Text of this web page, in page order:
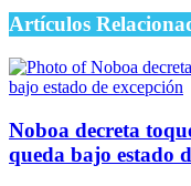
Artículos
Noboa decreta
queda bajo estado